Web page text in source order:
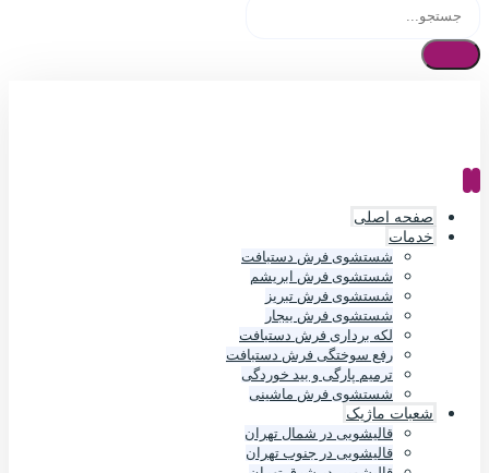
صفحه اصلی
خدمات
شستشوی فرش دستبافت
شستشوی فرش ابریشم
شستشوی فرش تبریز
شستشوی فرش بیجار
لکه برداری فرش دستبافت
رفع سوختگی فرش دستبافت
ترمیم پارگی و بید خوردگی
شستشوی فرش ماشینی
شعبات ماژیک
قالیشویی در شمال تهران
قالیشویی در جنوب تهران